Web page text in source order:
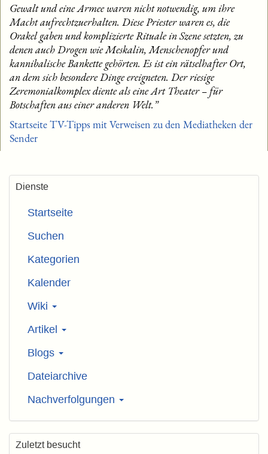
Gewalt und eine Armee waren nicht notwendig, um ihre
Macht aufrechtzuerhalten. Diese Priester waren es, die
Orakel gaben und komplizierte Rituale in Szene setzten, zu
denen auch Drogen wie Meskalin, Menschenopfer und
kannibalische Bankette gehörten. Es ist ein rätselhafter Ort,
an dem sich besondere Dinge ereigneten. Der riesige
Zeremonialkomplex diente als eine Art Theater – für
Botschaften aus einer anderen Welt.”
Startseite TV-Tipps mit Verweisen zu den Mediatheken der
Sender
Dienste
Startseite
Suchen
Kategorien
Kalender
Wiki
Artikel
Blogs
Dateiarchive
Nachverfolgungen
Zuletzt besucht